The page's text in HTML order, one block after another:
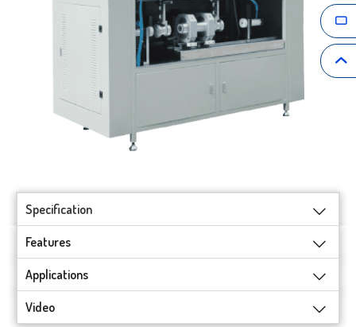
Specification
Features
Applications
Video